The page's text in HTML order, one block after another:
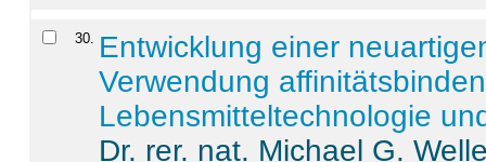
30. Entwicklung einer
Verwendung
Lebensmitteltechnologie
Dr. rer. nat. Michael G.